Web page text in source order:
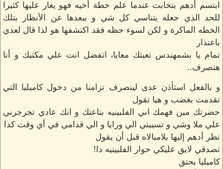
ابتسم أدهم بتخابث عندما علم خطة أخيه فهو يغار عليها كثيرا
للحد الذي جعله يتناسي كل شي و يبعدها عن الأنظار بتلك
الخطه الماكرة و لكن لسوء حظه فقد اكتشفها هو لذا قال لعدي
باعتذار
تمام يا بشمهندس تعبتك معايا، اتفضل انت علي مكتبك و أنا
هتصرف..
و بالفعل استأذن عدى لينصرف تزامنا من دخول كاميليا التي
تقدمت بغضب و هيا تقول
حضرتك مين فهمك اني الفلبينيه بتاعتك و انك عادي تجرجرني
علي ملا وشي و تسيبني الي ورايا و الي قدامي في أي وقت كدا
نظر أدهم إليها بلامبالاه قبل أن يقول
تصدقي لايق عليكي حوار الفلبينيه دا!
كاميليا بحنق